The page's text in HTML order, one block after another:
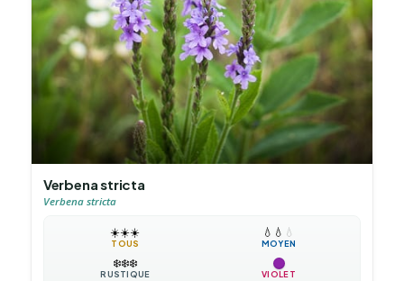
Verbena stricta
Verbena stricta
☀️☀️☀️
TOUS
💧 💧 💧
MOYEN
❄️❄️❄️
RUSTIQUE VIOLET